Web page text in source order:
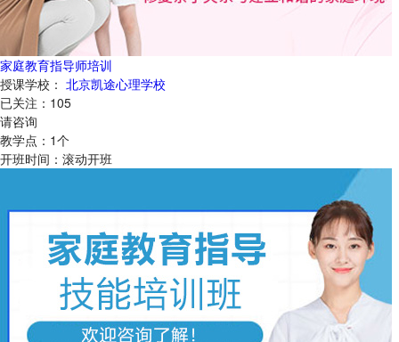
家庭教育指导师培训
授课学校： 北京凯途心理学校
已关注： 105
请咨询
教学点： 1个
开班时间： 滚动开班